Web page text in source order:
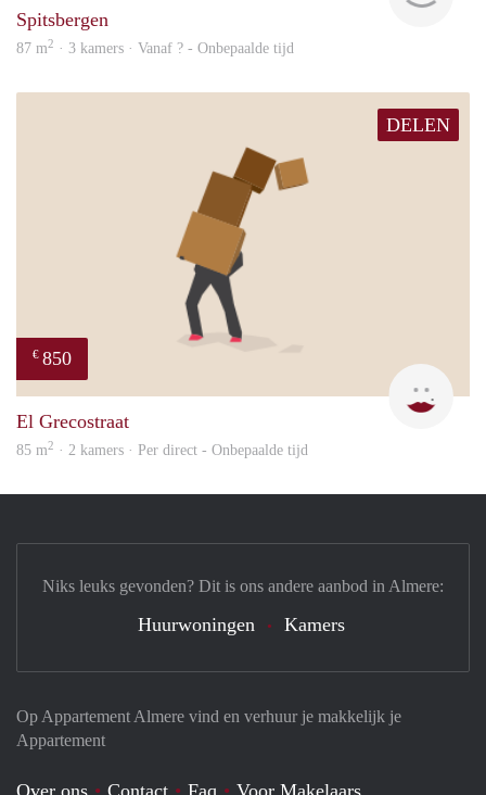
Spitsbergen
87 m2 · 3 kamers · Vanaf ? - Onbepaalde tijd
DELEN
€ 850
El Grecostraat
85 m2 · 2 kamers · Per direct - Onbepaalde tijd
Op Appartement Almere vind en verhuur je makkelijk je
Appartement
Over ons Contact Faq Voor Makelaars
Niks leuks gevonden? Dit is ons andere aanbod in Almere:
Huurwoningen Kamers